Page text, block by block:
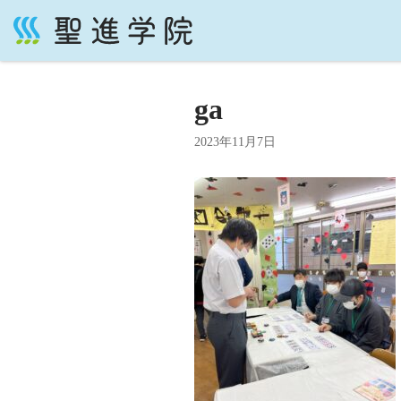
コ
ga
2023年11月7日